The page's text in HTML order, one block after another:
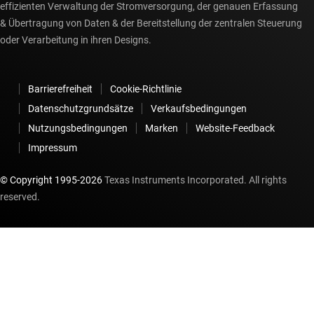
effizienten Verwaltung der Stromversorgung, der genauen Erfassung
& Übertragung von Daten & der Bereitstellung der zentralen Steuerung
oder Verarbeitung in ihren Designs.
Barrierefreiheit
Cookie-Richtlinie
Datenschutzgrundsätze
Verkaufsbedingungen
Nutzungsbedingungen
Marken
Website-Feedback
Impressum
© Copyright 1995-2026Texas Instruments Incorporated. All rights
reserved.